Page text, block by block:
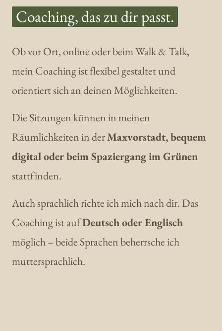
Coaching, das zu dir passt.
Ob vor Ort, online oder beim Walk & Talk,
mein Coaching ist flexibel gestaltet und
orientiert sich an deinen Möglichkeiten.
Die Sitzungen können in meinen
Räumlichkeiten in der Maxvorstadt, bequem
stattfinden.
Auch sprachlich richte ich mich nach dir. Das
Coaching ist auf Deutsch oder Englisch
möglich – beide Sprachen beherrsche ich
muttersprachlich.